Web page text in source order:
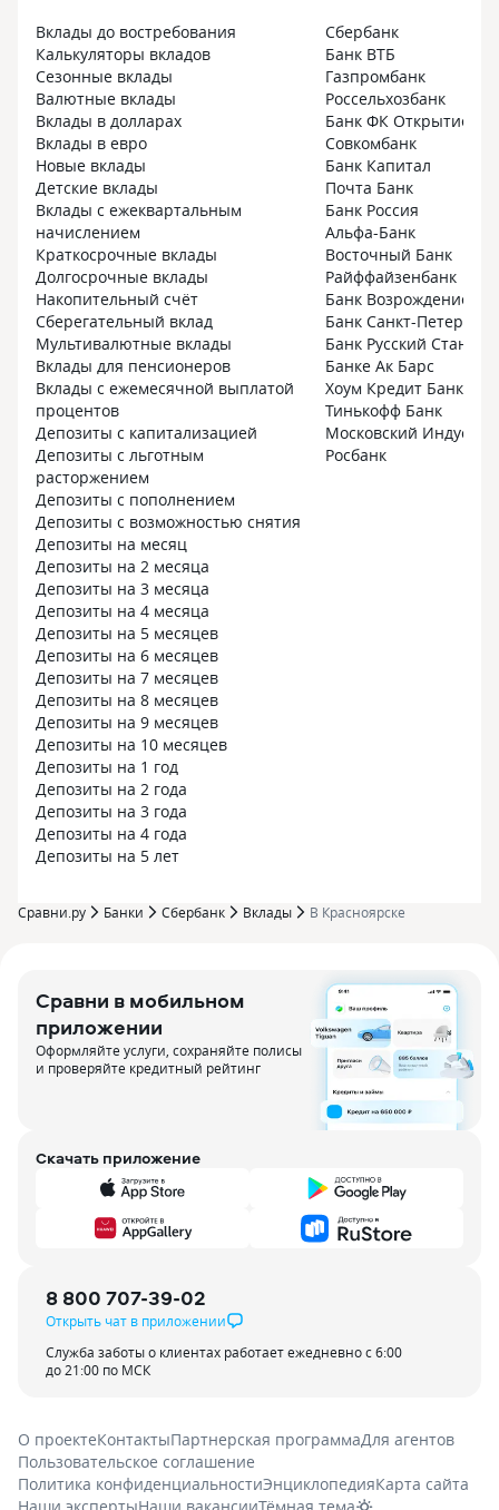
Вклады до востребования
Калькуляторы вкладов
Сезонные вклады
Валютные вклады
Вклады в долларах
Вклады в евро
Новые вклады
Детские вклады
Вклады с ежеквартальным
начислением
Краткосрочные вклады
Долгосрочные вклады
Накопительный счёт
Сберегательный вклад
Мультивалютные вклады
Вклады для пенсионеров
Вклады с ежемесячной выплатой
процентов
Депозиты с капитализацией
Депозиты с льготным
расторжением
Депозиты с пополнением
Депозиты с возможностью снятия
Депозиты на месяц
Депозиты на 2 месяца
Депозиты на 3 месяца
Депозиты на 4 месяца
Депозиты на 5 месяцев
Депозиты на 6 месяцев
Депозиты на 7 месяцев
Депозиты на 8 месяцев
Депозиты на 9 месяцев
Депозиты на 10 месяцев
Депозиты на 1 год
Депозиты на 2 года
Депозиты на 3 года
Депозиты на 4 года
Депозиты на 5 лет
Сбербанк
Банк ВТБ
Газпромбанк
Россельхозбанк
Банк ФК Открытие
Совкомбанк
Банк Капитал
Почта Банк
Банк Россия
Альфа-Банк
Восточный Банк
Райффайзенбанк
Банк Возрождение
Банк Санкт-Петербург
Банк Русский
Банке Ак Барс
Хоум Кредит Банк
Тинькофф Банк
Московский
Росбанк
Сравни.ру Банки Сбербанк Вклады В Красноярске
Сравни в мобильном
приложении
Оформляйте услуги, сохраняйте полисы
и проверяйте кредитный рейтинг
Скачать приложение
8 800 707-39-02
Открыть чат в приложении
Служба заботы о клиентах работает ежедневно с 6:00
до 21:00 по МСК
О проектеКонтактыПартнерская программаДля агентов
Пользовательское соглашение
Политика конфиденциальностиЭнциклопедияКарта сайта